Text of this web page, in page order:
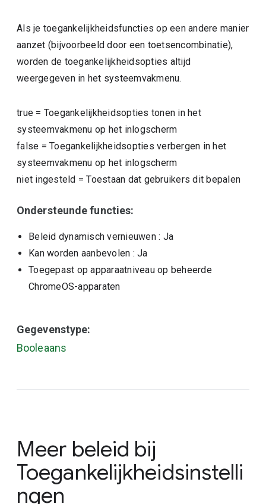
Als je toegankelijkheidsfuncties op een andere manier
aanzet (bijvoorbeeld door een toetsencombinatie),
worden de toegankelijkheidsopties altijd
weergegeven in het systeemvakmenu.
true = Toegankelijkheidsopties tonen in het
systeemvakmenu op het inlogscherm
false =Toegankelijkheidsopties verbergen in het
systeemvakmenu op het inlogscherm
niet ingesteld =Toestaan dat gebruikers dit bepalen
Ondersteunde functies:
Beleid dynamisch vernieuwen : Ja
Kan worden aanbevolen : Ja
Toegepast op apparaatniveau op beheerde
ChromeOS-apparaten
Gegevenstype:
Booleaans
Meer beleid bij
Toegankelijkheidsinstelli
ngen